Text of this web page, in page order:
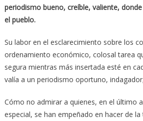
periodismo bueno, creíble, valiente,
el pueblo.
Su labor en el esclarecimiento sobre los
ordenamiento económico, colosal tarea
segura mientras más insertada esté en
valía a un periodismo oportuno,
Cómo no admirar a quienes, en el último
especial, se han empeñado en hacer de